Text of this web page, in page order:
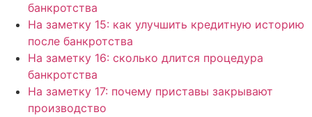
банкротства
На заметку 15: как улучшить кредитную историю
после банкротства
На заметку 16: сколько длится процедура
банкротства
На заметку 17: почему приставы закрывают
производство